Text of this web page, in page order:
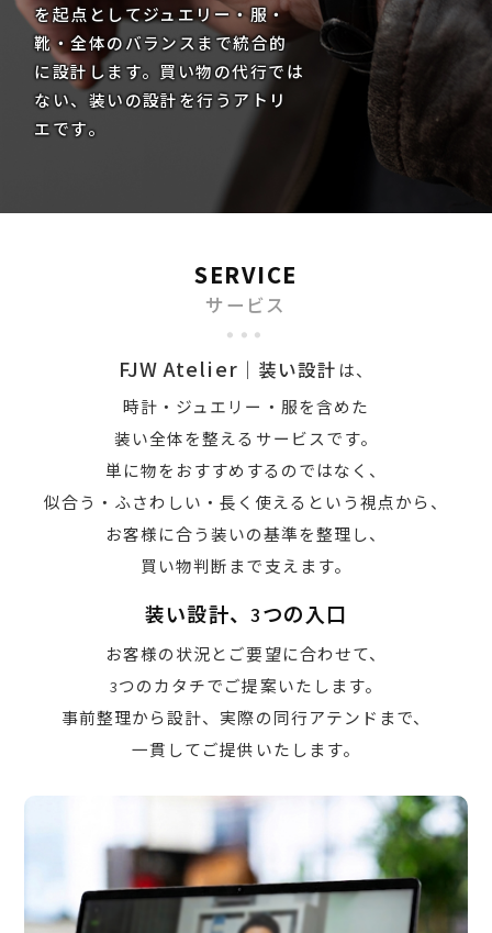
を起点としてジュエリー・服・
靴・全体のバランスまで統合的
に設計します。買い物の代行では
ない、装いの設計を行うアトリ
エです。
SERVICE
サービス
FJW Atelier ｜装い設計 は、
時計・ジュエリー・服を含めた
装い全体を整えるサービスです。
単に物をおすすめするのではなく、
似合う・ふさわしい・長く使えるという視点から、
お客様に合う装いの基準を整理し、
買い物判断まで支えます。
装い設計、3つの入口
お客様の状況とご要望に合わせて、
3つのカタチでご提案いたします。
事前整理から設計、実際の同行アテンドまで、
一貫してご提供いたします。